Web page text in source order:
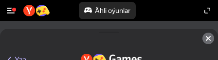
Ähli oýunlar